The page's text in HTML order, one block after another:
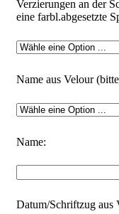
Verzierungen an der
eine farbl.abgesetzte
Name aus Velour
Name:
Datum/Schriftzug aus